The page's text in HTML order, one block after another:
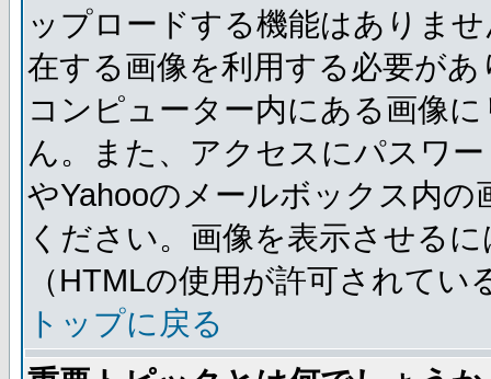
ップロードする機能はありま
在する画像を利用する必要が
コンピューター内にある画像
ん。また、アクセスにパスワ
やYahooのメールボックス内
ください。画像を表示させる
（HTMLの使用が許可されて
トップに戻る